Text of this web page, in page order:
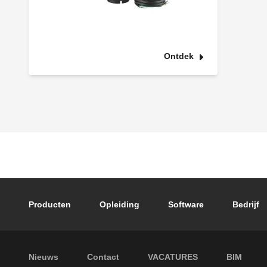
Ontdek
Footer main navigation
Producten Opleiding Software Bedrijf
Nieuws Contact VACATURES BIM